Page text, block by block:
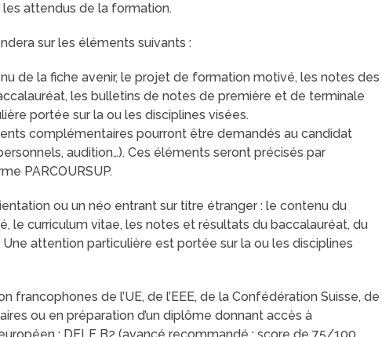
les attendus de la formation.
sur les éléments suivants :
de la fiche avenir, le projet de formation motivé, les notes des
les bulletins de notes de première et de terminale
portée sur la ou les disciplines visées.
complémentaires pourront être demandés au candidat
audition…). Ces éléments seront précisés par
PARCOURSUP.
ou un néo entrant sur titre étranger : le contenu du
le curriculum vitae, les notes et résultats du baccalauréat, du
Une attention particulière est portée sur la ou les disciplines
francophones de l’UE, de l’EEE, de la Confédération Suisse, de
ou en préparation d’un diplôme donnant accès à